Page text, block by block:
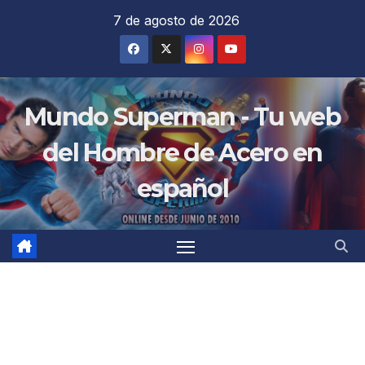
7 de agosto de 2026
Mundo Superman - Tu web
del Hombre de Acero en
español